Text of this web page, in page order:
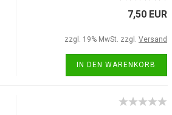
7,50 EUR
zzgl. 19% MwSt. zzgl. Versand
IN DEN WARENKORB